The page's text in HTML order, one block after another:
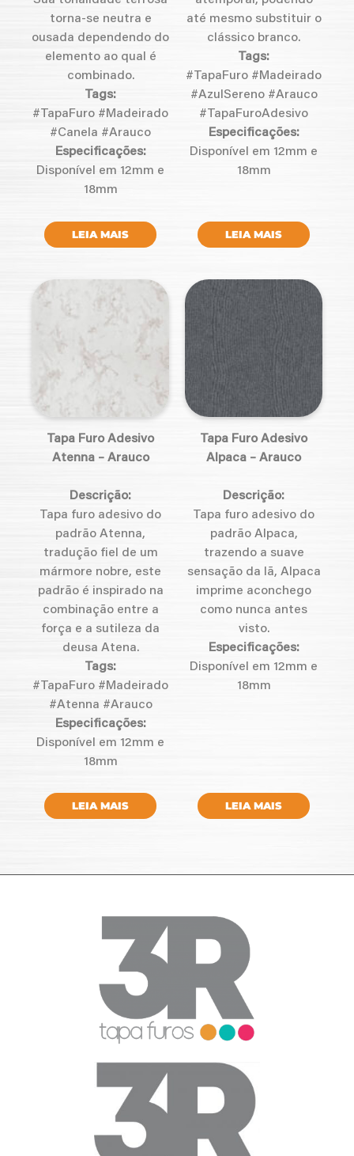
torna-se neutra e
ousada dependendo do
elemento ao qual é
combinado.
Tags:
#TapaFuro #Madeirado
#Canela #Arauco
Especificações:
Disponível em 12mm e
18mm
LEIA MAIS
até mesmo substituir o
clássico branco.
Tags:
#TapaFuro #Madeirado
#AzulSereno #Arauco
#TapaFuroAdesivo
Especificações:
Disponível em 12mm e
18mm
LEIA MAIS
Tapa Furo Adesivo
Atenna – Arauco
Descrição:
Tapa furo adesivo do
padrão Atenna,
tradução fiel de um
mármore nobre, este
padrão é inspirado na
combinação entre a
força e a sutileza da
deusa Atena.
Tags:
#TapaFuro #Madeirado
#Atenna #Arauco
Especificações:
Disponível em 12mm e
18mm
LEIA MAIS
Tapa Furo Adesivo
Alpaca – Arauco
Descrição:
Tapa furo adesivo do
padrão Alpaca,
trazendo a suave
sensação da lã, Alpaca
imprime aconchego
como nunca antes
visto.
Especificações:
Disponível em 12mm e
18mm
LEIA MAIS